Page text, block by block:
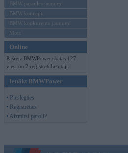
BMW pasaules jaunumi
BMW koncepti
BMW konkurentu jaunumi
Moto
Online
Pašreiz BMWPower skatās 127
viesi un 2 reģistrēti lietotāji.
Ienākt BMWPower
• Pieslēgties
• Reģistrēties
• Aizmirsi paroli?